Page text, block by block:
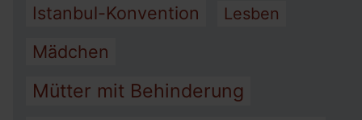
Istanbul-Konvention Lesben
Mädchen
Mütter mit Behinderung